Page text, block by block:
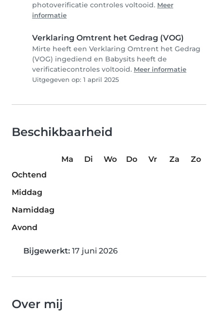
photoverificatie controles voltooid. Meer
informatie
Verklaring Omtrent het Gedrag (VOG)
Mirte heeft een Verklaring Omtrent het Gedrag
(VOG) ingediend en Babysits heeft de
verificatiecontroles voltooid. Meer informatie
Uitgegeven op: 1 april 2025
Beschikbaarheid
Ma Di Wo Do Vr Za
Zo
Ochtend
Middag
Namiddag
Avond
Bijgewerkt: 17 juni 2026
Over mij